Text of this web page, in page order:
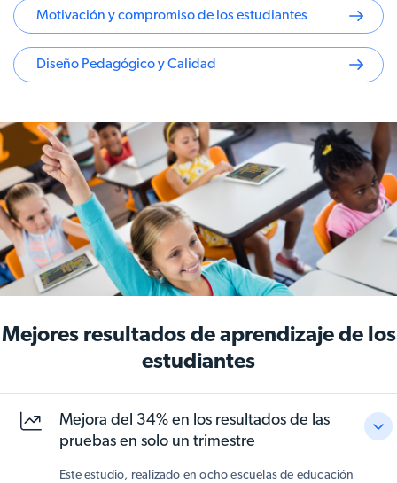
Motivación y compromiso de los estudiantes
Diseño Pedagógico y Calidad
Mejores resultados de aprendizaje de los
estudiantes
Mejora del 34% en los resultados de las
pruebas en solo un trimestre
Este estudio, realizado en ocho escuelas de educación